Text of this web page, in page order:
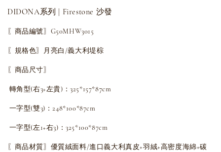
DIDONA系列 | Firestone 沙發
〖商品編號〗G50MHW3015
〖規格色〗月亮白/義大利堤棕
〖商品尺寸〗
轉角型(右3+左貴)：325*157*87cm
一字型(雙3)：248*100*87cm
一字型(左1+右3)：325*100*87cm
〖商品材質〗 優質絨面料/進口義大利真皮+羽絨+高密度海綿+碳